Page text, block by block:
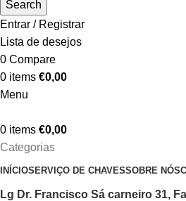
Search
Entrar / Registrar
Lista de desejos
0 Compare
0 items €0,00
Menu
0 items €0,00
Categorias
INÍCIOSERVIÇO DE CHAVESSOBRE NÓS
Lg Dr. Francisco Sá carneiro 31,